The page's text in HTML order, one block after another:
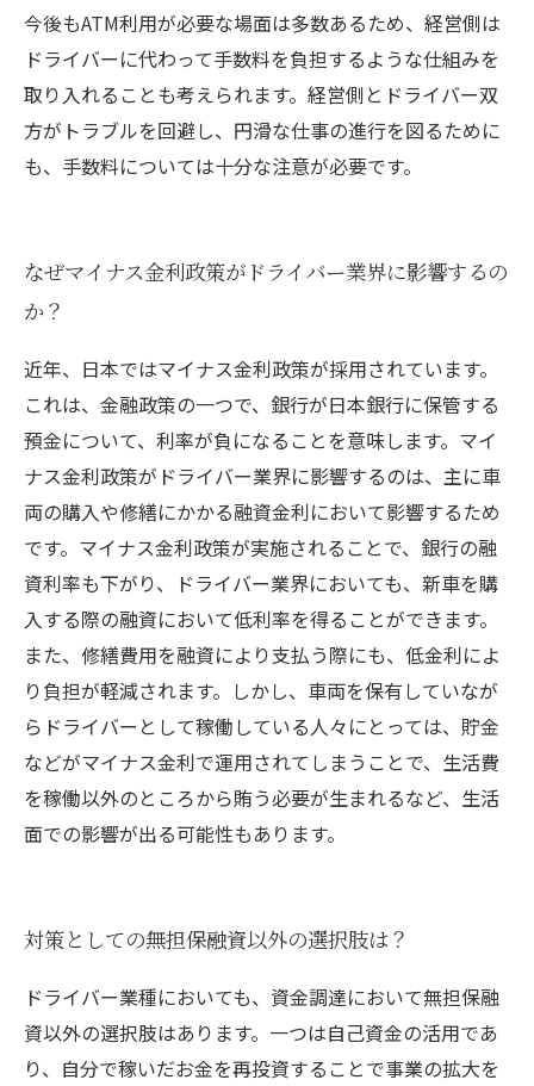
今後もATM利用が必要な場面は多数あるため、経営側は
ドライバーに代わって手数料を負担するような仕組みを
取り入れることも考えられます。経営側とドライバー双
方がトラブルを回避し、円滑な仕事の進行を図るために
も、手数料については十分な注意が必要です。
なぜマイナス金利政策がドライバー業界に影響するの
か？
近年、日本ではマイナス金利政策が採用されています。
これは、金融政策の一つで、銀行が日本銀行に保管する
預金について、利率が負になることを意味します。マイ
ナス金利政策がドライバー業界に影響するのは、主に車
両の購入や修繕にかかる融資金利において影響するため
です。マイナス金利政策が実施されることで、銀行の融
資利率も下がり、ドライバー業界においても、新車を購
入する際の融資において低利率を得ることができます。
また、修繕費用を融資により支払う際にも、低金利によ
り負担が軽減されます。しかし、車両を保有していなが
らドライバーとして稼働している人々にとっては、貯金
などがマイナス金利で運用されてしまうことで、生活費
を稼働以外のところから賄う必要が生まれるなど、生活
面での影響が出る可能性もあります。
対策としての無担保融資以外の選択肢は？
ドライバー業種においても、資金調達において無担保融
資以外の選択肢はあります。一つは自己資金の活用であ
り、自分で稼いだお金を再投資することで事業の拡大を